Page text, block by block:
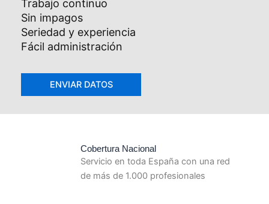
Trabajo continuo
Sin impagos
Seriedad y experiencia
Fácil administración
Cobertura Nacional
Servicio en toda España con una red
de más de 1.000 profesionales